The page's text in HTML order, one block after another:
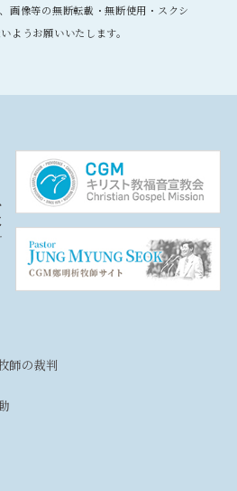
画像等の無断転載・無断使用・スクシ
ようお願いいたします。
師の裁判